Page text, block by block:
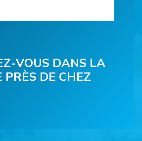
VOUS DANS LA
PRÈS DE CHEZ